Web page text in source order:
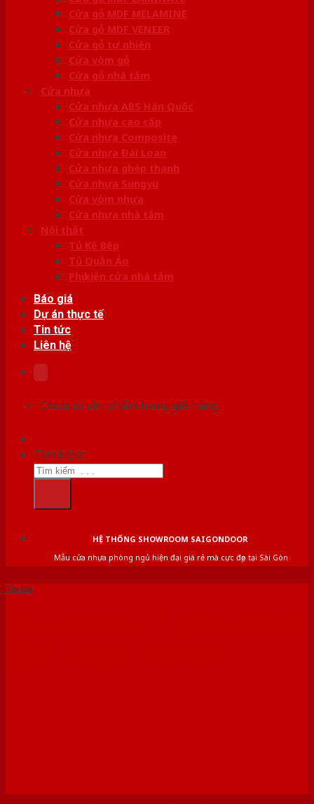
Cửa gỗ MDF MELAMINE
Cửa gỗ MDF VENEER
Cửa gỗ tự nhiên
Cửa vòm gỗ
Cửa gỗ nhà tắm
Cửa nhựa
Cửa nhựa ABS Hàn Quốc
Cửa nhựa cao cấp
Cửa nhựa Composite
Cửa nhựa Đài Loan
Cửa nhựa ghép thanh
Cửa nhựa Sungyu
Cửa vòm nhựa
Cửa nhựa nhà tắm
Nội thất
Tủ Kệ Bếp
Tủ Quần Áo
Phụ kiện cửa nhà tắm
Báo giá
Dự án thực tế
Tin tức
Liên hệ
Chưa có sản phẩm trong giỏ hàng.
Tìm kiếm:
HỆ THỐNG SHOWROOM SAIGONDOOR
Mẫu cửa nhựa phòng ngủ hiện đại giá rẻ mà cực đẹp tại Sài Gòn
Tin tức